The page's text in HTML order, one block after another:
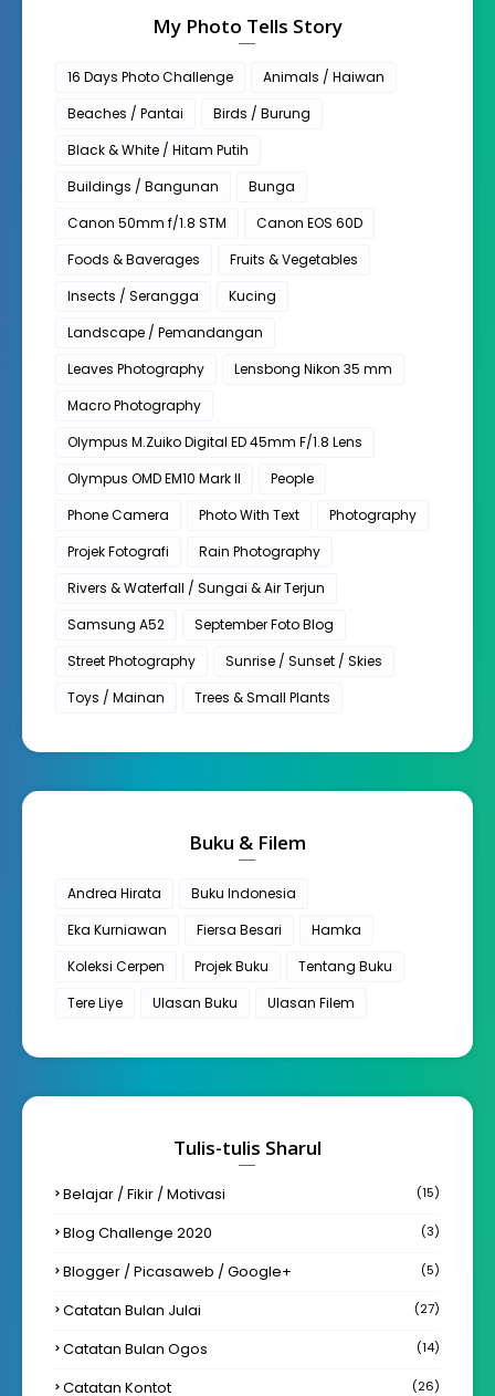
My Photo Tells Story
16 Days Photo Challenge
Animals / Haiwan
Beaches / Pantai
Birds / Burung
Black & White / Hitam Putih
Buildings / Bangunan
Bunga
Canon 50mm f/1.8 STM
Canon EOS 60D
Foods & Baverages
Fruits & Vegetables
Insects / Serangga
Kucing
Landscape / Pemandangan
Leaves Photography
Lensbong Nikon 35 mm
Macro Photography
Olympus M.Zuiko Digital ED 45mm F/1.8 Lens
Olympus OMD EM10 Mark II
People
Phone Camera
Photo With Text
Photography
Projek Fotografi
Rain Photography
Rivers & Waterfall / Sungai & Air Terjun
Samsung A52
September Foto Blog
Street Photography
Sunrise / Sunset / Skies
Toys / Mainan
Trees & Small Plants
Buku & Filem
Andrea Hirata
Buku Indonesia
Eka Kurniawan
Fiersa Besari
Hamka
Koleksi Cerpen
Projek Buku
Tentang Buku
Tere Liye
Ulasan Buku Ulasan Filem
Tulis-tulis Sharul
Belajar / Fikir / Motivasi (15)
Blog Challenge 2020 (3)
Blogger / Picasaweb / Google+ (5)
Catatan Bulan Julai (27)
Catatan Bulan Ogos (14)
Catatan Kontot (26)